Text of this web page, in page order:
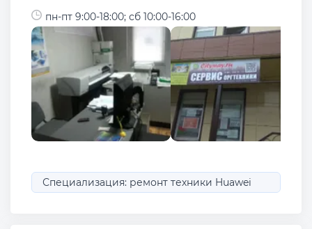
пн-пт 9:00-18:00; сб 10:00-16:00
Специализация: ремонт техники Huawei